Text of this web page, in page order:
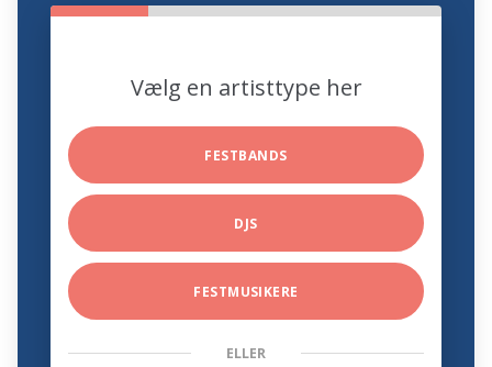
Vælg en artisttype her
FESTBANDS
DJS
FESTMUSIKERE
ELLER